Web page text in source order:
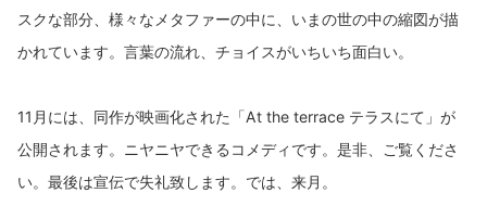
スクな部分、様々なメタファーの中に、いまの世の中の縮図が描
かれています。言葉の流れ、チョイスがいちいち面白い。
11月には、同作が映画化された「At the terrace テラスにて」が
公開されます。ニヤニヤできるコメディです。是非、ご覧くださ
い。最後は宣伝で失礼致します。では、来月。